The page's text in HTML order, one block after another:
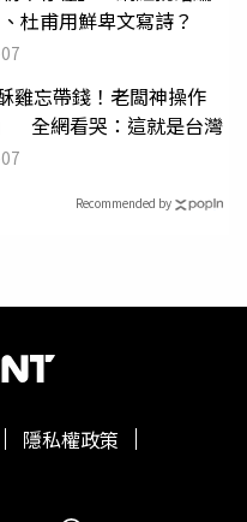
杜甫用鮮卑文寫詩？
雞忘帶錢！老闆神操作
全網看哭：這就是台灣
Recommended by
隱私權政策